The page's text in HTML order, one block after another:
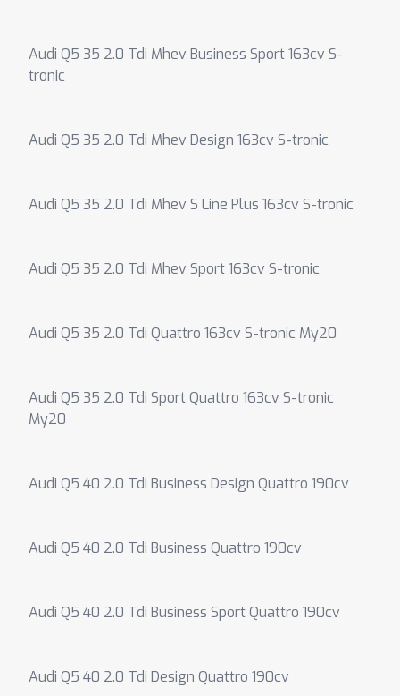
Audi Q5 35 2.0 Tdi Mhev Business Sport 163cv S-
tronic
Audi Q5 35 2.0 Tdi Mhev Design 163cv S-tronic
Audi Q5 35 2.0 Tdi Mhev S Line Plus 163cv S-tronic
Audi Q5 35 2.0 Tdi Mhev Sport 163cv S-tronic
Audi Q5 35 2.0 Tdi Quattro 163cv S-tronic My20
Audi Q5 35 2.0 Tdi Sport Quattro 163cv S-tronic
My20
Audi Q5 40 2.0 Tdi Business Design Quattro 190cv
Audi Q5 40 2.0 Tdi Business Quattro 190cv
Audi Q5 40 2.0 Tdi Business Sport Quattro 190cv
Audi Q5 40 2.0 Tdi Design Quattro 190cv